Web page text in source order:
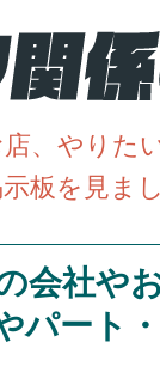
、やりた
示板を見
会社や
パート